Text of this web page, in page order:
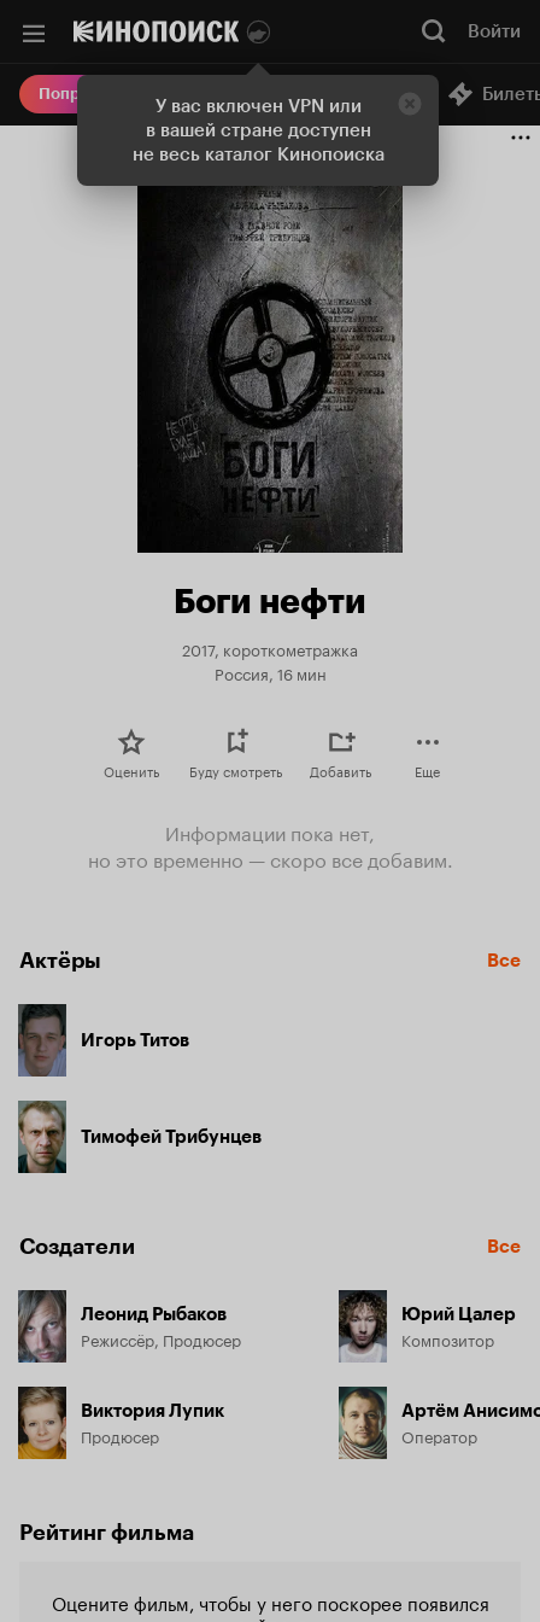
У вас включен VPN или
в вашей стране доступен
не весь каталог Кинопоиска
Войти
Попробовать Плюс Онлайн-кинотеатр
Боги нефти
2017, короткометражка
Россия, 16 мин
Оценить Буду смотреть Добавить Еще
Информации пока нет,
но это временно — скоро все добавим.
Актёры Все
Игорь Титов
Тимофей Трибунцев
Создатели Все
Леонид Рыбаков
Режиссёр, Продюсер
Виктория Лупик
Продюсер
Юрий Цалер
Композитор
Артём
Оператор
Рейтинг фильма
Оцените фильм, чтобы у него поскорее появился